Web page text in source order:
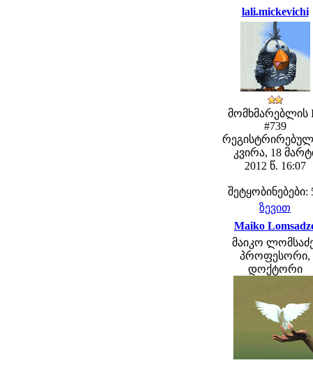
lali.mickevichi
მომხმარებლის
#739
კვირა, 18
2012 წ. 16:07
შეტყობინებები:
ზევით
Maiko
მაიკო
პროფესორი,
დოქტორი